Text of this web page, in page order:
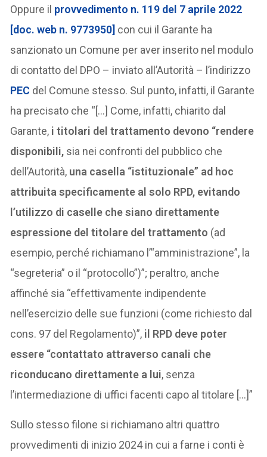
Oppure il provvedimento n. 119 del 7 aprile 2022
[doc. web n. 9773950] con cui il Garante ha
sanzionato un Comune per aver inserito nel modulo
di contatto del DPO – inviato all’Autorità – l’indirizzo
PEC del Comune stesso. Sul punto, infatti, il Garante
ha precisato che “[…] Come, infatti, chiarito dal
Garante, i titolari del trattamento devono “rendere
disponibili, sia nei confronti del pubblico che
dell’Autorità, una casella “istituzionale” ad hoc
attribuita specificamente al solo RPD, evitando
l’utilizzo di caselle che siano direttamente
espressione del titolare del trattamento (ad
esempio, perché richiamano l’“amministrazione”, la
“segreteria” o il “protocollo”)”; peraltro, anche
affinché sia “effettivamente indipendente
nell’esercizio delle sue funzioni (come richiesto dal
cons. 97 del Regolamento)”, il RPD deve poter
essere “contattato attraverso canali che
riconducano direttamente a lui, senza
l’intermediazione di uffici facenti capo al titolare […]”
Sullo stesso filone si richiamano altri quattro
provvedimenti di inizio 2024 in cui a farne i conti è